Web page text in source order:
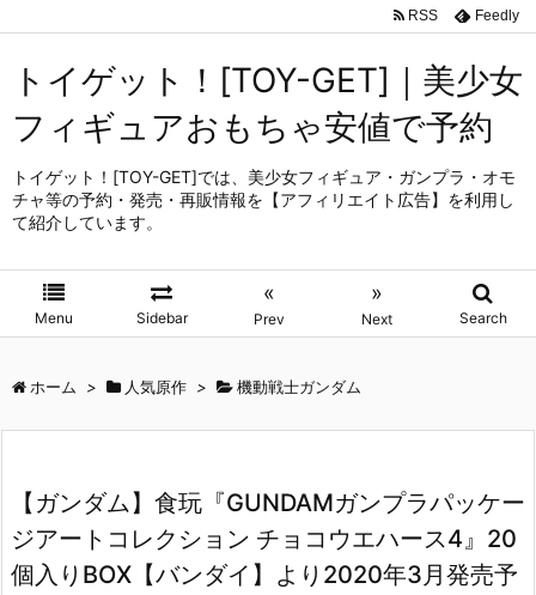
トイゲット！[TOY-GET]｜美少女
フィギュアおもちゃ安値で予約
トイゲット！[TOY-GET]では、美少女フィギュア・ガンプラ・オモ
チャ等の予約・発売・再販情報を【アフィリエイト広告】を利用し
て紹介しています。
Menu Sidebar
«
Prev
»
Next Search
RSS Feedly
ホーム > 人気原作 > 機動戦士ガンダム
【ガンダム】食玩『GUNDAMガンプラパッケー
ジアートコレクション チョコウエハース4』20
個入りBOX【バンダイ】より2020年3月発売予